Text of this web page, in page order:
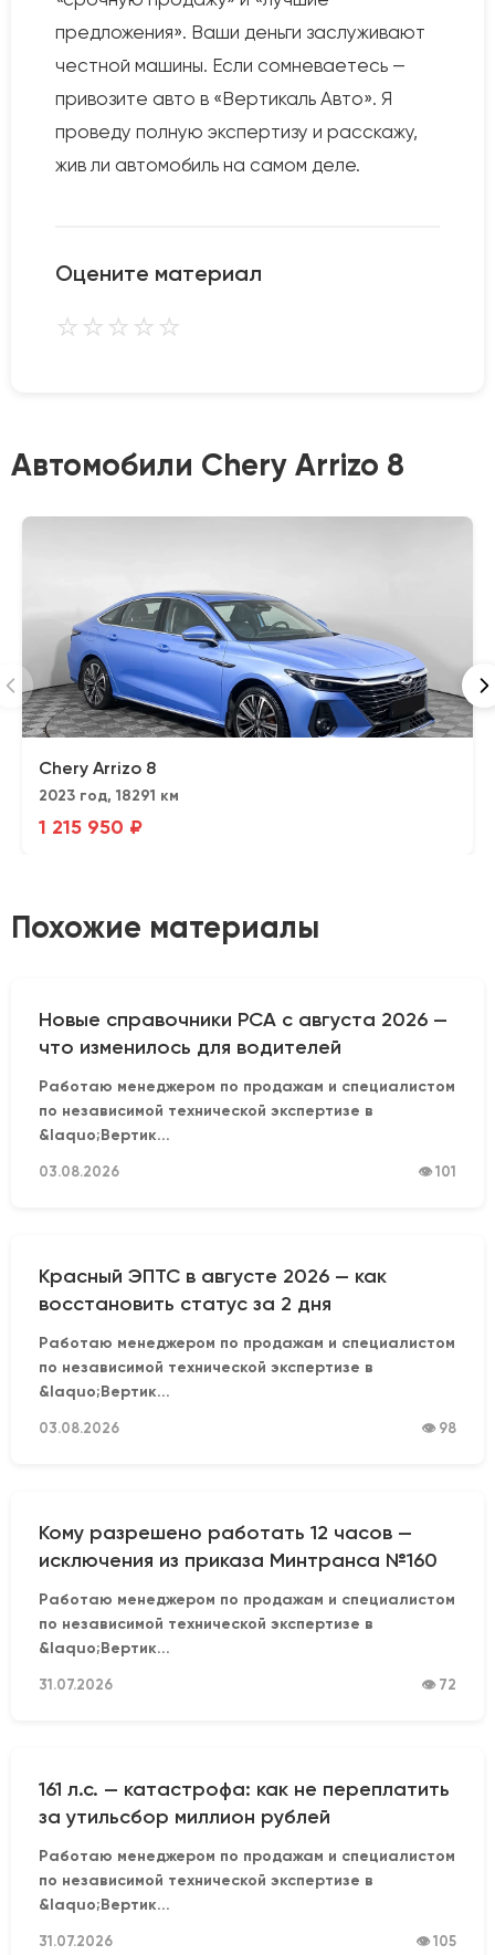
предложения». Ваши деньги заслуживают
честной машины. Если сомневаетесь —
привозите авто в «Вертикаль Авто». Я
проведу полную экспертизу и расскажу,
жив ли автомобиль на самом деле.
Оцените материал
⭐⭐⭐⭐⭐
Автомобили Chery Arrizo 8
Chery Arrizo 8
2023 год, 18291 км
1 215 950 ₽
Похожие материалы
Новые справочники РСА с августа 2026 —
что изменилось для водителей
Работаю менеджером по продажам и специалистом
по независимой технической экспертизе в
&laquo;Вертик...
03.08.2026 👁 101
Красный ЭПТС в августе 2026 — как
восстановить статус за 2 дня
Работаю менеджером по продажам и специалистом
по независимой технической экспертизе в
&laquo;Вертик...
03.08.2026 👁 98
Кому разрешено работать 12 часов —
исключения из приказа Минтранса №160
Работаю менеджером по продажам и специалистом
по независимой технической экспертизе в
&laquo;Вертик...
31.07.2026 👁 72
161 л.с. — катастрофа: как не переплатить
за утильсбор миллион рублей
Работаю менеджером по продажам и специалистом
по независимой технической экспертизе в
&laquo;Вертик...
31.07.2026 👁 105